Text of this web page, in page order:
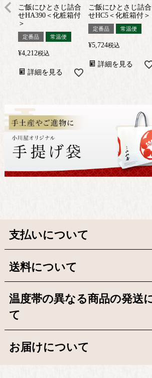
ご飯にひとさじ詰合
せHA390＜化粧箱付
＞
定番品 常温便
¥4,212税込
詳細を見る
ご飯にひとさじ詰合
せHC5＜化粧箱付＞
定番品 常温便
¥5,724税込
詳細を見る
支払いについて
送料について
温度帯の異なる商品の発送
て
お届けについて